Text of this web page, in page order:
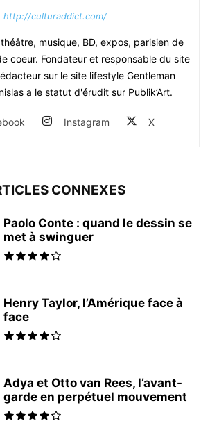
http://culturaddict.com/
musique, BD, expos, parisien de
coeur. Fondateur et responsable du site
sur le site lifestyle Gentleman
a le statut d'érudit sur Publik’Art.
Instagram X
CONNEXES
Paolo Conte : quand le dessin se
met à swinguer
Henry Taylor, l’Amérique face à
face
Adya et Otto van Rees, l’avant-
garde en perpétuel mouvement